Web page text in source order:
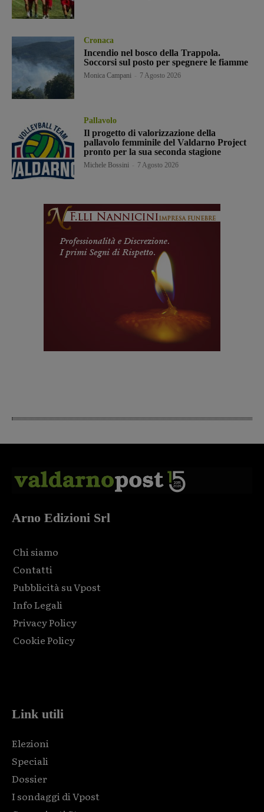
Cronaca
Incendio nel bosco della Trappola.
Soccorsi sul posto per spegnere le fiamme
Monica Campani 7 Agosto 2026
Pallavolo
Il progetto di valorizzazione della
pallavolo femminile del Valdarno Project
pronto per la sua seconda stagione
Michele Bossini 7 Agosto 2026
Arno Edizioni Srl
Chi siamo
Contatti
Pubblicità su Vpost
Info Legali
Privacy Policy
Cookie Policy
Link utili
Elezioni
Speciali
Dossier
I sondaggi di Vpost